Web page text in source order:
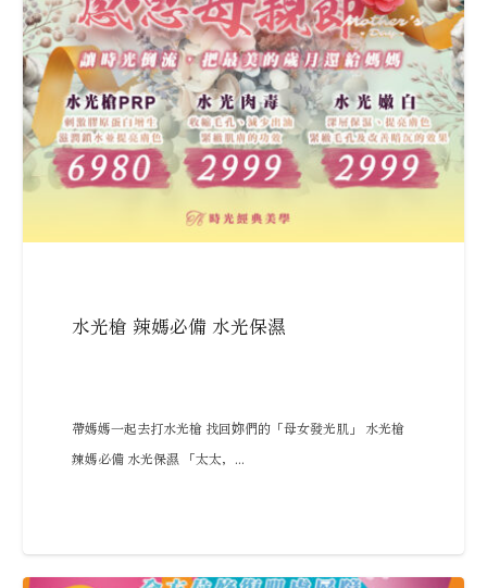
水光槍 辣媽必備 水光保濕
帶媽媽一起去打水光槍 找回妳們的「母女發光肌」 水光槍
辣媽必備 水光保濕 「太太，...